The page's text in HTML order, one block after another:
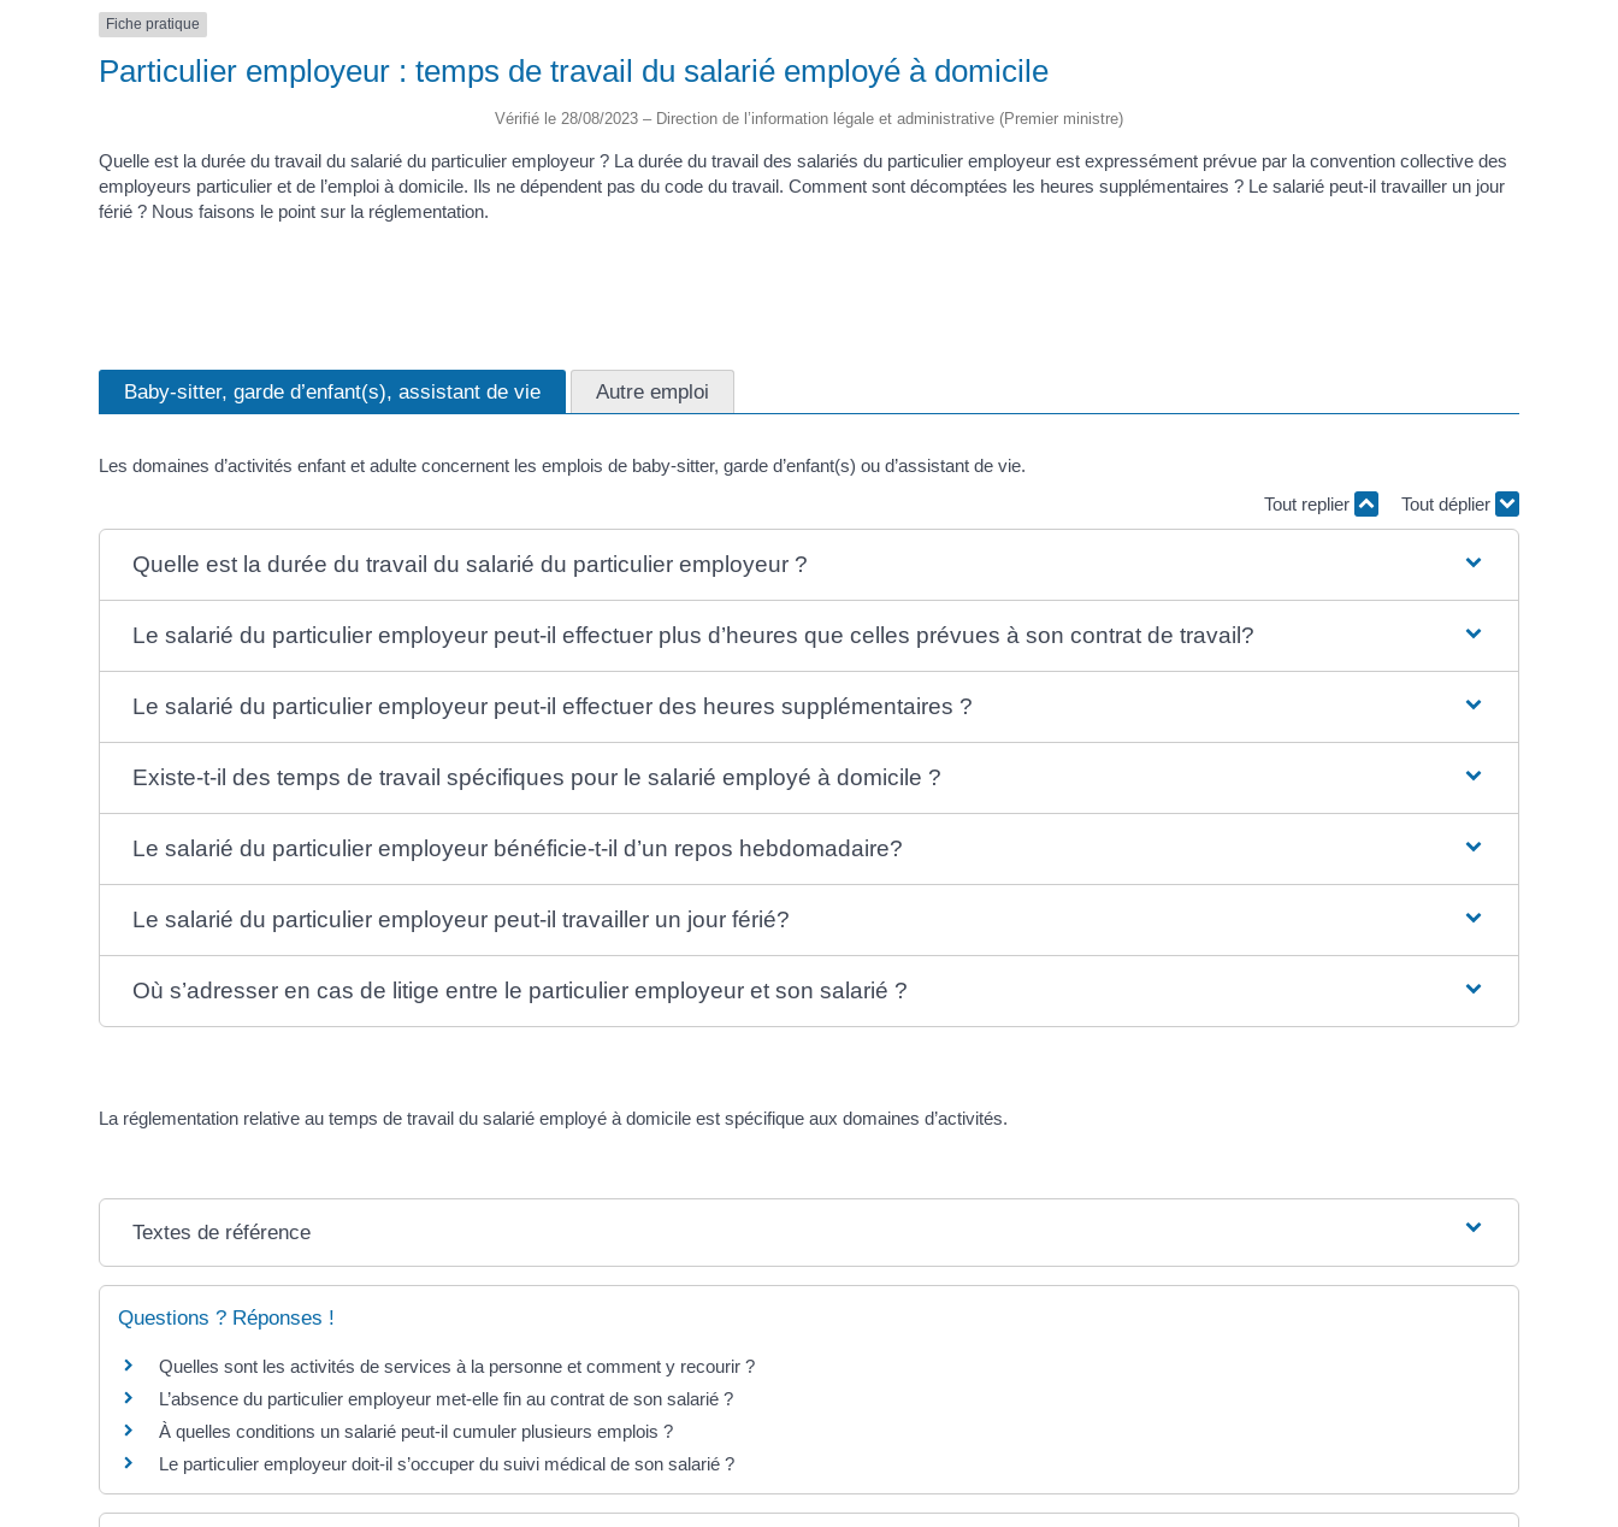
Fiche pratique
Particulier employeur : temps de travail du salarié employé à domicile
Vérifié le 28/08/2023 – Direction de l’information légale et administrative (Premier ministre)
Quelle est la durée du travail du salarié du particulier employeur ? La durée du travail des salariés du particulier employeur est expressément prévue par la convention collective des
employeurs particulier et de l’emploi à domicile. Ils ne dépendent pas du code du travail. Comment sont décomptées les heures supplémentaires ? Le salarié peut-il travailler un jour
férié ? Nous faisons le point sur la réglementation.
Baby-sitter, garde d’enfant(s), assistant de vie Autre emploi
Les domaines d’activités enfant et adulte concernent les emplois de baby-sitter, garde d’enfant(s) ou d’assistant de vie.
Tout replier
Tout déplier
Quelle est la durée du travail du salarié du particulier employeur ?
Le salarié du particulier employeur peut-il effectuer plus d’heures que celles prévues à son contrat de travail?
Le salarié du particulier employeur peut-il effectuer des heures supplémentaires ?
Existe-t-il des temps de travail spécifiques pour le salarié employé à domicile ?
Le salarié du particulier employeur bénéficie-t-il d’un repos hebdomadaire?
Le salarié du particulier employeur peut-il travailler un jour férié?
Où s’adresser en cas de litige entre le particulier employeur et son salarié ?
La réglementation relative au temps de travail du salarié employé à domicile est spécifique aux domaines d’activités.
Textes de référence
Questions ? Réponses !
Quelles sont les activités de services à la personne et comment y recourir ?
L’absence du particulier employeur met-elle fin au contrat de son salarié ?
À quelles conditions un salarié peut-il cumuler plusieurs emplois ?
Le particulier employeur doit-il s’occuper du suivi médical de son salarié ?